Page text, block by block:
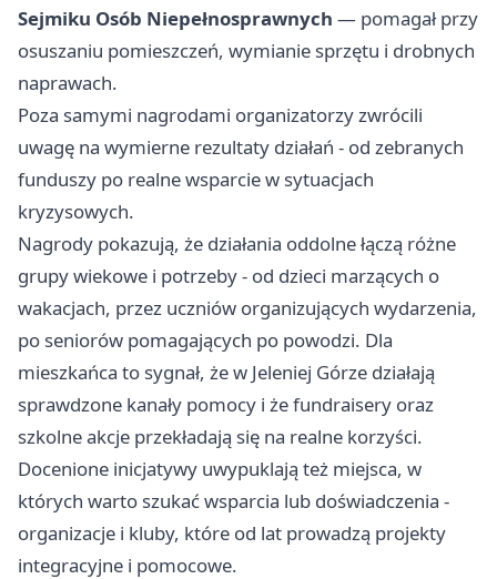
Sejmiku Osób Niepełnosprawnych — pomagał przy
osuszaniu pomieszczeń, wymianie sprzętu i drobnych
naprawach.
Poza samymi nagrodami organizatorzy zwrócili
uwagę na wymierne rezultaty działań - od zebranych
funduszy po realne wsparcie w sytuacjach
kryzysowych.
Nagrody pokazują, że działania oddolne łączą różne
grupy wiekowe i potrzeby - od dzieci marzących o
wakacjach, przez uczniów organizujących wydarzenia,
po seniorów pomagających po powodzi. Dla
mieszkańca to sygnał, że w Jeleniej Górze działają
sprawdzone kanały pomocy i że fundraisery oraz
szkolne akcje przekładają się na realne korzyści.
Docenione inicjatywy uwypuklają też miejsca, w
których warto szukać wsparcia lub doświadczenia -
organizacje i kluby, które od lat prowadzą projekty
integracyjne i pomocowe.